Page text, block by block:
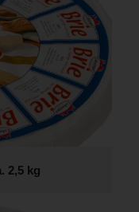
2,5 kg